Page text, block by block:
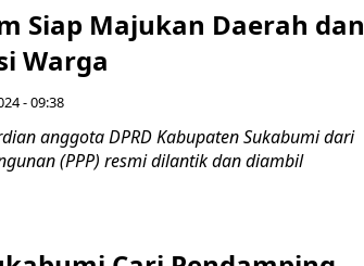
Siap Majukan Daerah dan
Warga
- 09:38
anggota DPRD Kabupaten Sukabumi dari
(PPP) resmi dilantik dan diambil